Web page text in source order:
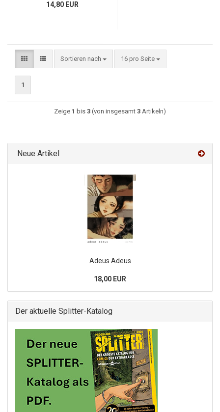
14,80 EUR
Sortieren nach 16 pro Seite
1
Zeige 1 bis 3 (von insgesamt 3 Artikeln)
Neue Artikel
Adeus Adeus
18,00 EUR
Der aktuelle Splitter-Katalog